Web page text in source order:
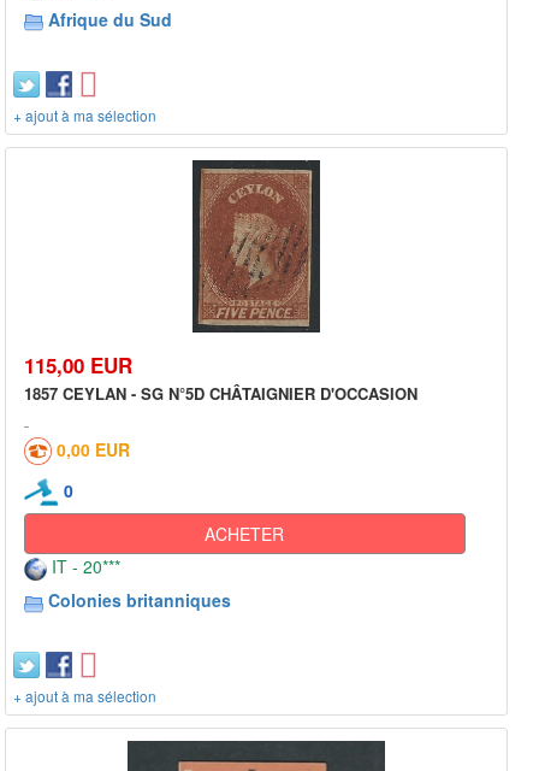
Afrique du Sud
+ ajout à ma sélection
115,00 EUR
1857 CEYLAN - SG N°5D CHÂTAIGNIER D'OCCASION
0,00 EUR
0
ACHETER
IT - 20***
Colonies britanniques
+ ajout à ma sélection